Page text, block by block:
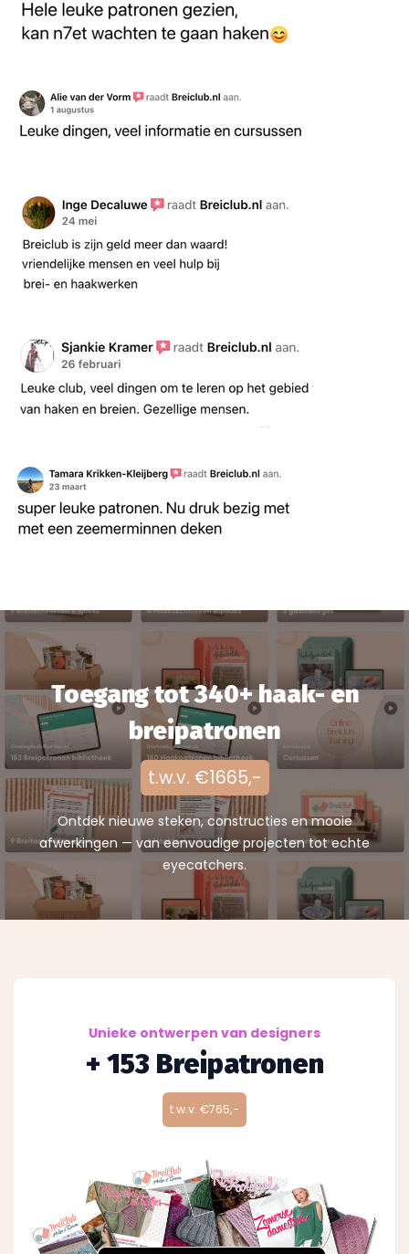
Toegang tot340+ haak- en
breipatronen
t.w.v. €1665,-
Ontdek nieuwe steken, constructies en mooie
afwerkingen — van eenvoudige projecten tot echte
eyecatchers.
Unieke ontwerpen van designers
+ 153 Breipatronen
t.w.v. €765,-